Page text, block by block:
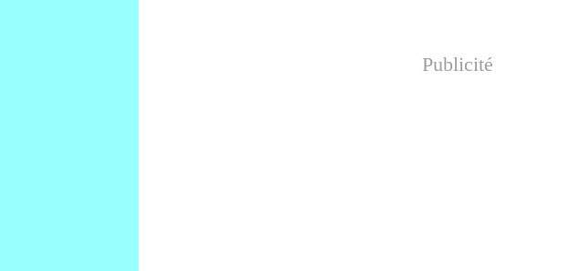
Publicité